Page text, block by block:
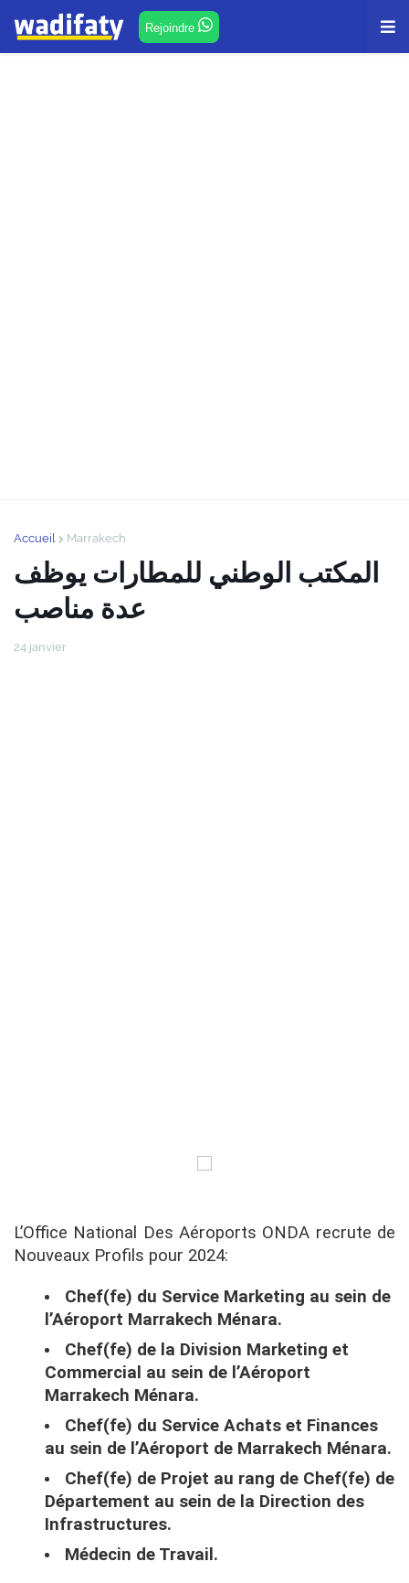
Rejoindre
Accueil Marrakech
المكتب الوطني للمطارات يوظف
عدة مناصب
24 janvier
L’Office National Des Aéroports ONDA recrute de
Nouveaux Profils pour 2024:
Chef(fe) du Service Marketing au sein de
l’Aéroport Marrakech Ménara.
Chef(fe) de la Division Marketing et
Commercial au sein de l’Aéroport
Marrakech Ménara.
Chef(fe) du Service Achats et Finances
au sein de l’Aéroport de Marrakech Ménara.
Chef(fe) de Projet au rang de Chef(fe) de
Département au sein de la Direction des
Infrastructures.
Médecin de Travail.